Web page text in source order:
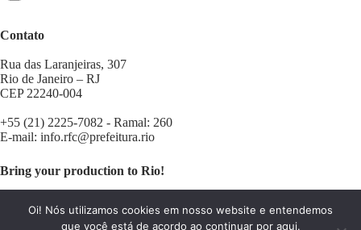
Contato
Rua das Laranjeiras, 307
Rio de Janeiro – RJ
CEP 22240-004
+55 (21) 2225-7082 - Ramal: 260
E-mail: info.rfc@prefeitura.rio
Bring your production to Rio!
Contact us: filminrio@prefeitura.rio
Oi! Nós utilizamos cookies em nosso website e entendemos
que você está de acordo ao continuar por aqui.